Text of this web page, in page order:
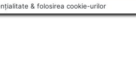
& folosirea cookie-urilor